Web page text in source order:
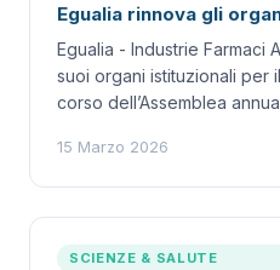
Egualia rinnova gli
Egualia - Industrie Farmaci
suoi organi istituzionali per
corso dell’Assemblea
15 Marzo 2026
SCIENZE & SALUTE